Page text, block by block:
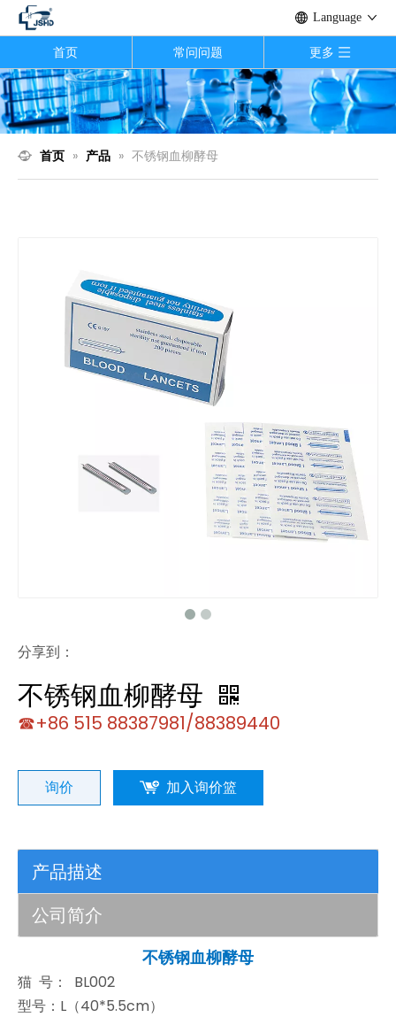
Language
首页 常问问题 更多
首页 » 产品 » 不锈钢血柳酵母
分享到：
不锈钢血柳酵母
☎+86 515 88387981/88389440
询价 加入询价篮
产品描述
公司简介
不锈钢血柳酵母
猫 号： BL002
型号：L（40*5.5cm）